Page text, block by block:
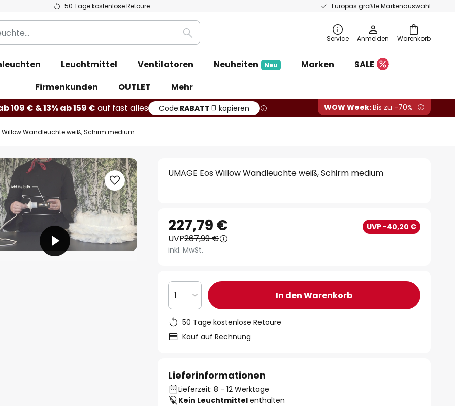
50 Tage kostenlose Retoure Europas größte Markenauswahl
Warenkorb
Suche Service Anmelden
Leuchtmittel Ventilatoren Neuheiten Neu Marken
SALE
Firmenkunden
OUTLET
Mehr
109 € & 13% ab 159 € auf fast alles Code:RABATT kopieren WOW Week:Bis zu -70%
Willow Wandleuchte weiß, Schirm medium
UMAGE Eos Willow Wandleuchte weiß, Schirm medium
227,79 € UVP -40,20 €
UVP267,99 €
inkl. MwSt.
1 In den Warenkorb
50 Tage kostenlose Retoure
Kauf auf Rechnung
Lieferinformationen
Lieferzeit: 8 - 12 Werktage
Kein Leuchtmittel enthalten